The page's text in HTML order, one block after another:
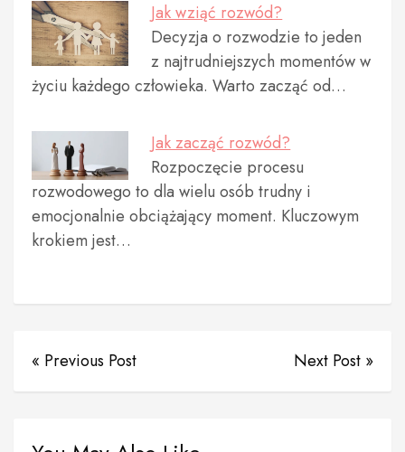
Jak wziąć rozwód?
Decyzja o rozwodzie to jeden
z najtrudniejszych momentów w
życiu każdego człowieka. Warto zacząć od…
Jak zacząć rozwód?
Rozpoczęcie procesu
rozwodowego to dla wielu osób trudny i
emocjonalnie obciążający moment. Kluczowym
krokiem jest…
« Previous Post Next Post »